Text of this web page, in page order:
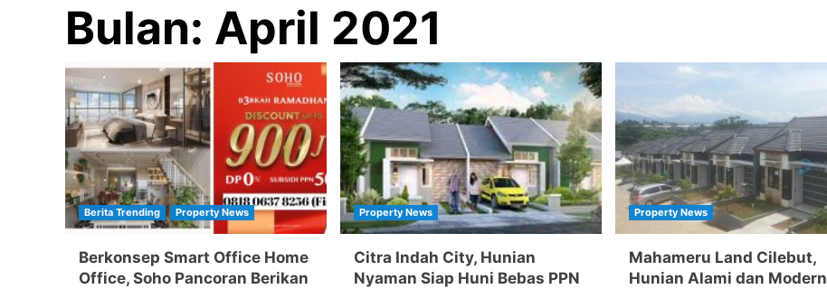
Bulan: April 2021
Berita Trending Property News
Berkonsep Smart Office Home
Office, Soho Pancoran Berikan
Property News
Citra Indah City, Hunian
Nyaman Siap Huni Bebas PPN
Property News
Mahameru Land Cilebut,
Hunian Alami dan Modern